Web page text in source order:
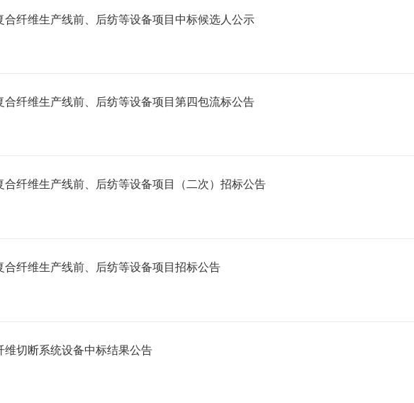
纤维生产线前、后纺等设备项目中标候选人公示
纤维生产线前、后纺等设备项目第四包流标公告
纤维生产线前、后纺等设备项目（二次）招标公告
纤维生产线前、后纺等设备项目招标公告
切断系统设备中标结果公告